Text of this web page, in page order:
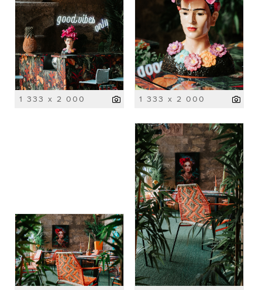
1 333 x 2 000 1 333 x 2 000